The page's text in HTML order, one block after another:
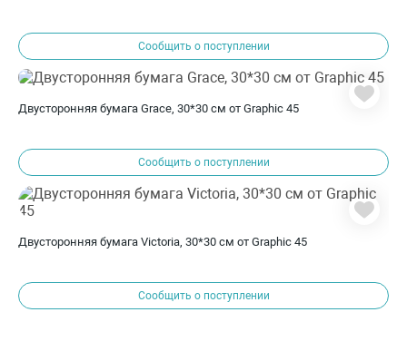
Сообщить о поступлении
Двусторонняя бумага Grace, 30*30 см от Graphic 45
Сообщить о поступлении
Двусторонняя бумага Victoria, 30*30 см от Graphic 45
Сообщить о поступлении